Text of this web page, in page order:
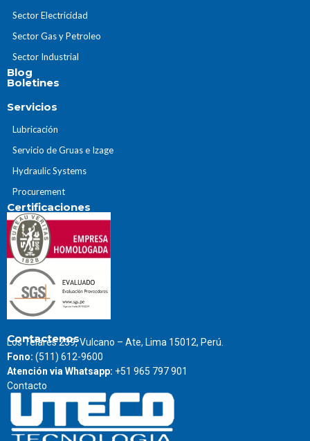
Sector Electricidad
Sector Gas y Petroleo
Sector Industrial
Blog
Boletines
Servicios
Lubricación
Servicio de Gruas e Izage
Hydraulic Systems
Procurement
Certificaciones
Contactenos
Los Telares 239, Vulcano – Ate, Lima 15012, Perú.
Fono: (511) 612-9600
Atención via Whatsapp: +51 965 797 901
Contacto